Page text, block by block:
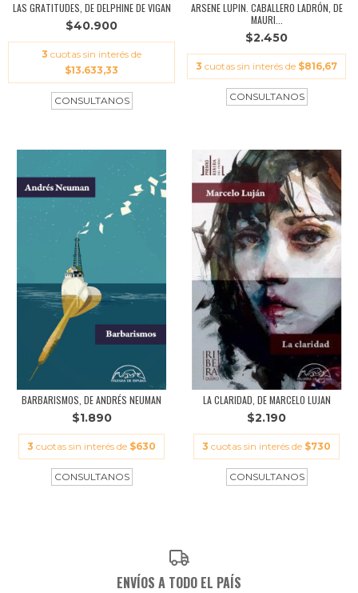
LAS GRATITUDES, DE DELPHINE DE VIGAN
$40.900
3 cuotas sin interés de
$13.633,33
ARSENE LUPIN. CABALLERO LADRÓN, DE
MAURI...
$2.450
3 cuotas sin interés de $816,67
BARBARISMOS, DE ANDRÉS NEUMAN
$1.890
3 cuotas sin interés de $630
LA CLARIDAD, DE MARCELO LUJAN
$2.190
3 cuotas sin interés de $730
ENVÍOS A TODO EL PAÍS